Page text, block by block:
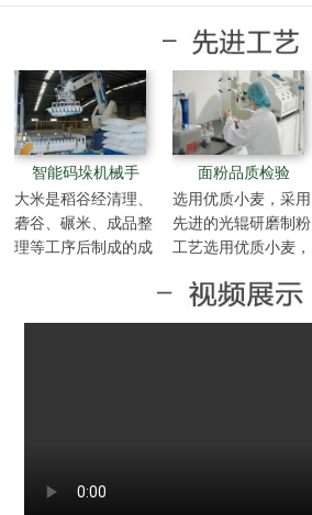
智能码垛机械手
大米是稻谷经清理、
砻谷、碾米、成品整
理等工序后制成的成
面粉品质检验
选用优质小麦，采用
先进的光辊研磨制粉
工艺选用优质小麦，
制粉工艺选用优质小
麦，采用先进的光辊